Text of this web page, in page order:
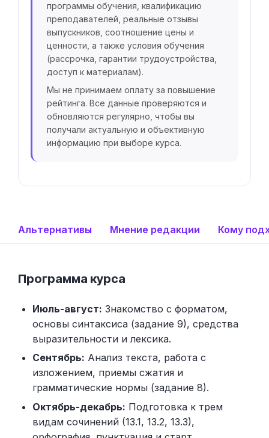
программы обучения, квалификацию
преподавателей, реальные отзывы
выпускников, соотношение цены и
ценности, а также условия обучения
(рассрочка, гарантии трудоустройства,
доступ к материалам).
Мы не принимаем оплату за повышение
рейтинга. Все данные проверяются и
обновляются регулярно, чтобы вы
получали актуальную и объективную
информацию при выборе курса.
Альтернативы Мнение редакции Кому
Программа курса
Июль-август: Знакомство с форматом,
основы синтаксиса (задание 9), средства
выразительности и лексика.
Сентябрь: Анализ текста, работа с
изложением, приемы сжатия и
грамматические нормы (задание 8).
Октябрь-декабрь: Подготовка к трем
видам сочинений (13.1, 13.2, 13.3),